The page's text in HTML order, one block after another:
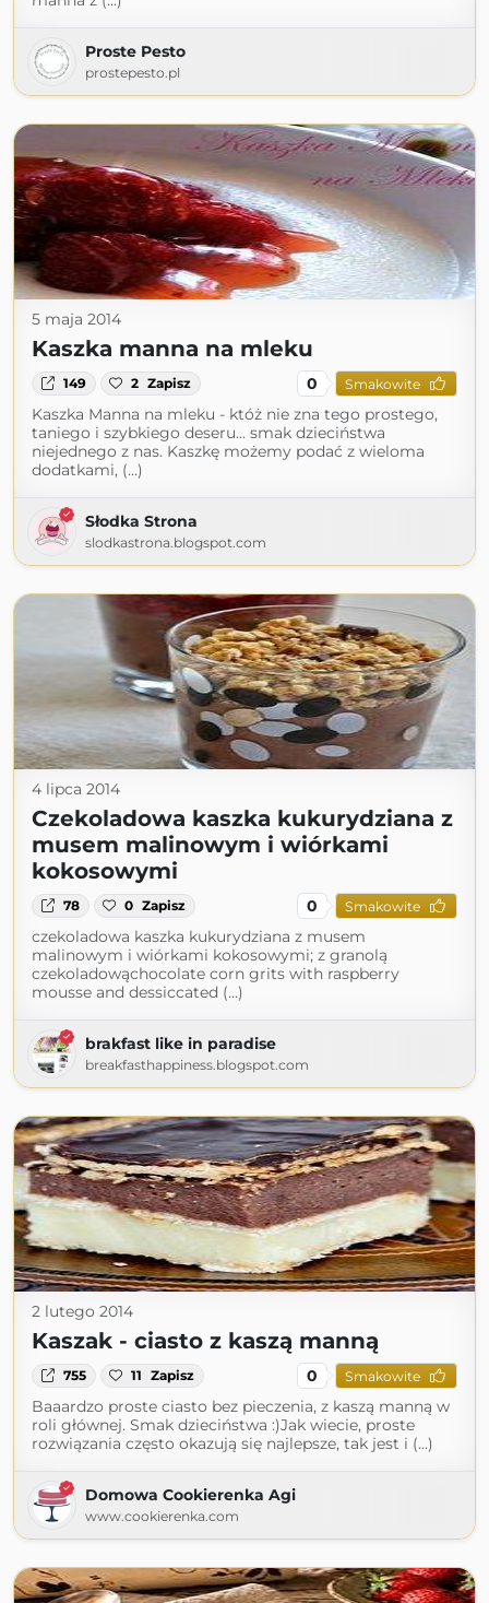
Proste Pesto
prostepesto.pl
5 maja 2014
Kaszka manna na mleku
149 2 Zapisz 0 Smakowite
Kaszka Manna na mleku - któż nie zna tego prostego,
taniego i szybkiego deseru... smak dzieciństwa
niejednego z nas. Kaszkę możemy podać z wieloma
dodatkami, (...)
Słodka Strona
slodkastrona.blogspot.com
4 lipca 2014
Czekoladowa kaszka kukurydziana z
musem malinowym i wiórkami
kokosowymi
78 0 Zapisz 0 Smakowite
czekoladowa kaszka kukurydziana z musem
malinowym i wiórkami kokosowymi; z granolą
czekoladowąchocolate corn grits with raspberry
mousse and dessiccated (...)
brakfast like in paradise
breakfasthappiness.blogspot.com
2 lutego 2014
Kaszak - ciasto z kaszą manną
755 11 Zapisz 0 Smakowite
Baaardzo proste ciasto bez pieczenia, z kaszą manną w
roli głównej. Smak dzieciństwa :)Jak wiecie, proste
rozwiązania często okazują się najlepsze, tak jest i (...)
Domowa Cookierenka Agi
www.cookierenka.com